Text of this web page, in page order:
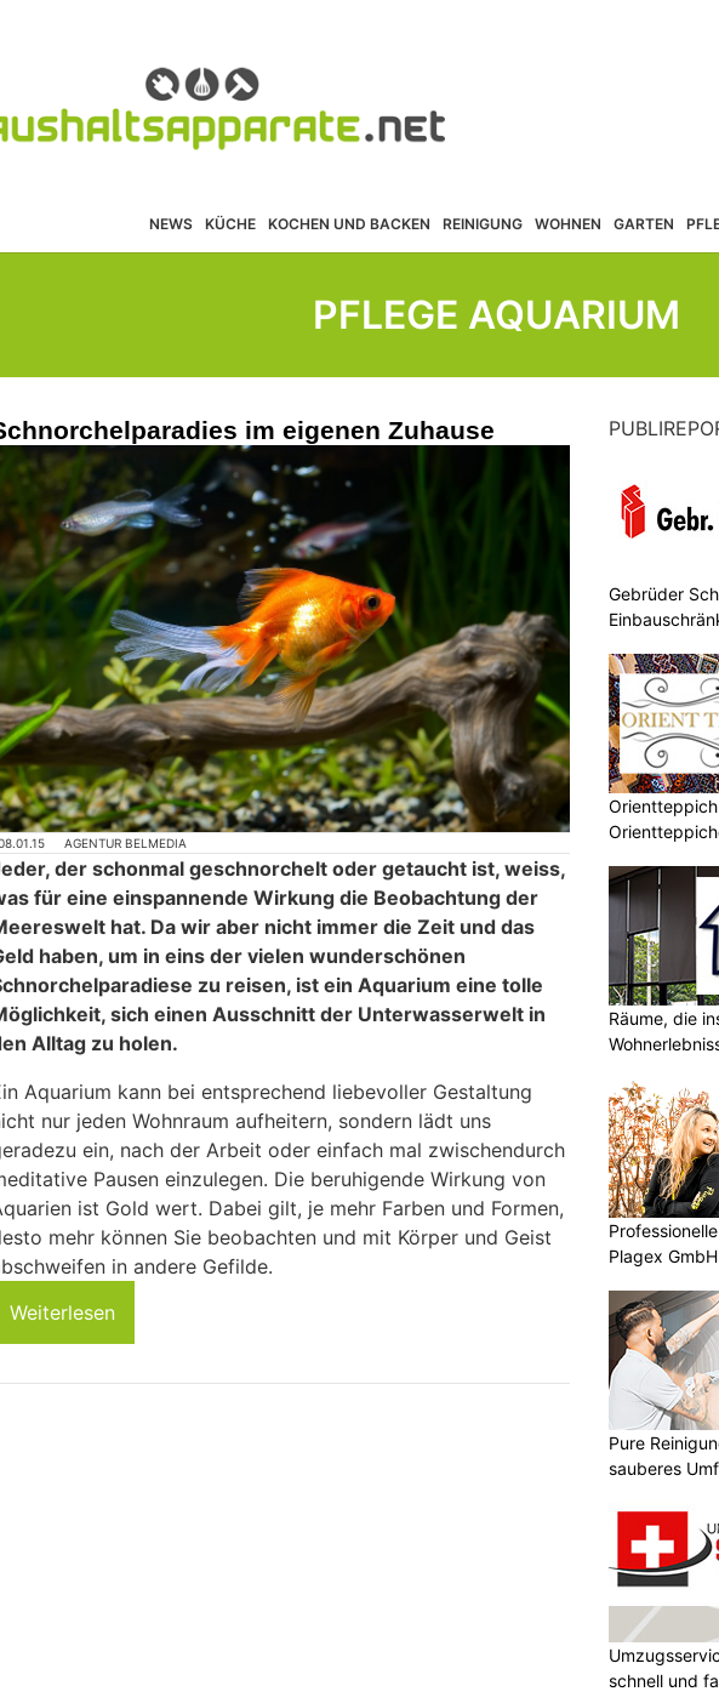
NEWS KÜCHE KOCHEN UND BACKEN REINIGUNG WOHNEN GARTEN
PFLEGE AQUARIUM
im eigenen Zuhause
AGENTUR BELMEDIA
der schonmal geschnorchelt oder getaucht ist, weiss,
für eine einspannende Wirkung die Beobachtung der
hat. Da wir aber nicht immer die Zeit und das
haben, um in eins der vielen wunderschönen
zu reisen, ist ein Aquarium eine tolle
sich einen Ausschnitt der Unterwasserwelt in
Alltag zu holen.
Aquarium kann bei entsprechend liebevoller Gestaltung
nur jeden Wohnraum aufheitern, sondern lädt uns
ein, nach der Arbeit oder einfach mal zwischendurch
Pausen einzulegen. Die beruhigende Wirkung von
ist Gold wert. Dabei gilt, je mehr Farben und Formen,
mehr können Sie beobachten und mit Körper und Geist
in andere Gefilde.
Weiterlesen
Gebrüder
Räume, die
Plagex
Pure
sauberes
schnell und